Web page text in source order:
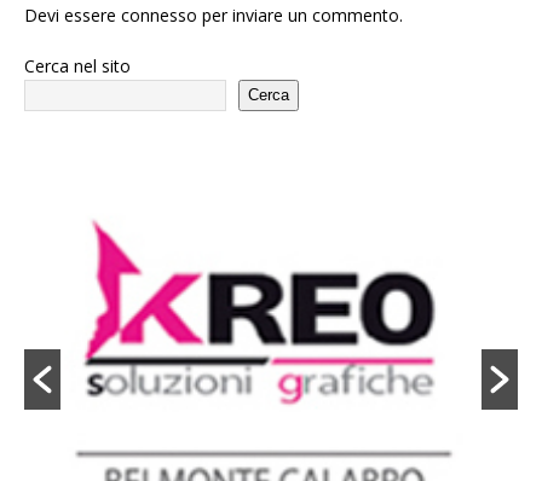
Devi essere connesso per inviare un commento.
Cerca nel sito
Cerca